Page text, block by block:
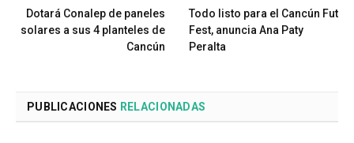
Dotará Conalep de paneles
solares a sus 4 planteles de
Cancún
Todo listo para el Cancún Fut
Fest, anuncia Ana Paty
Peralta
PUBLICACIONES RELACIONADAS